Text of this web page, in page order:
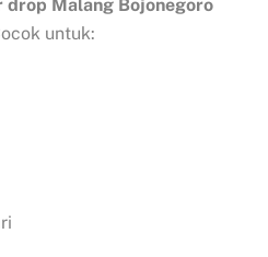
drop Malang Bojonegoro
untuk: